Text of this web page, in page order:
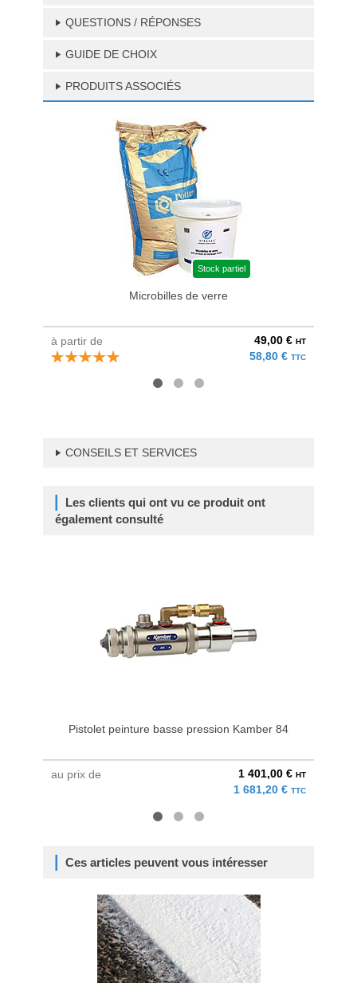
QUESTIONS / RÉPONSES
GUIDE DE CHOIX
PRODUITS ASSOCIÉS
Stock partiel
Microbilles de verre
à partir de 49,00 € HT
58,80 € TTC
CONSEILS ET SERVICES
Les clients qui ont vu ce produit ont
également consulté
Pistolet peinture basse pression Kamber 84
au prix de 1 401,00 € HT
1 681,20 € TTC
Ces articles peuvent vous intéresser